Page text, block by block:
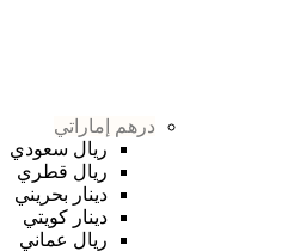
درهم إماراتي
ريال سعودي
ريال قطري
دينار بحريني
دينار كويتي
ريال عماني